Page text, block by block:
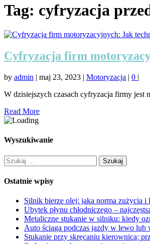
Tag: cyfryzacja
Cyfryzacja firm
by admin | maj 23, 2023 | Motoryzacja | 0 |
W dzisiejszych czasach cyfryzacja firmy jest
Read More
Wyszukiwanie
Szukaj:
Ostatnie wpisy
Silnik bierze olej: jaka norma zużycia i
Ubytek płynu chłodniczego –
Metaliczne stukanie w silniku: kiedy
Auto ściąga podczas jazdy w lewo lub
Stukanie przy skręcaniu kierownicą: